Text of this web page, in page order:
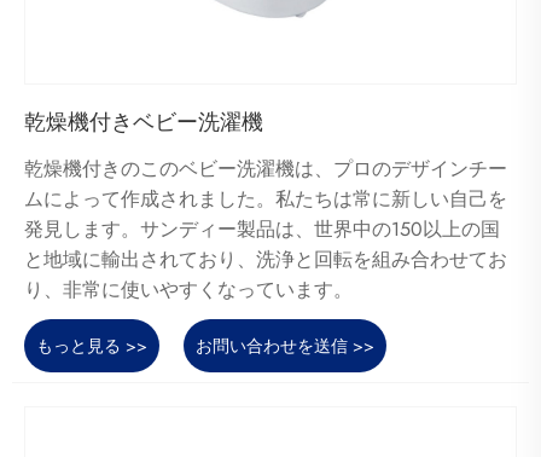
乾燥機付きベビー洗濯機
乾燥機付きのこのベビー洗濯機は、プロのデザインチー
ムによって作成されました。私たちは常に新しい自己を
発見します。サンディー製品は、世界中の150以上の国
と地域に輸出されており、洗浄と回転を組み合わせてお
り、非常に使いやすくなっています。
もっと見る >> お問い合わせを送信 >>